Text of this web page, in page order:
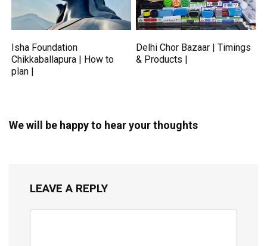
Isha Foundation
Chikkaballapura | How to
plan |
Delhi Chor Bazaar | Timings
& Products |
We will be happy to hear your thoughts
LEAVE A REPLY